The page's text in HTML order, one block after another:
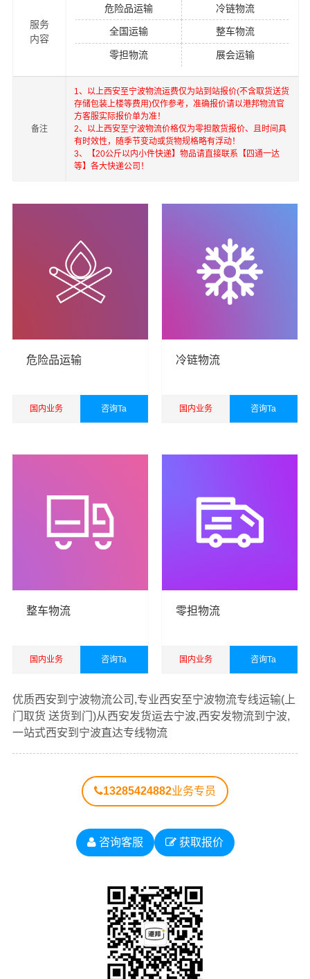
港邦在深圳，珠海，西安，北京，上海，武汉和香港，澳
门，台湾等地具有优势的物流网络资源，依靠国内北京，
率先开通内地至到香港，澳门，台湾的物流往返运输业
务，简化了货物进出口操作流程，减少了货物在途时间，
提高了货物流通效率。公司秉承优质服务的核心价值观，
将一如既往地为更多的人和企业提供到更优质的
务。
波物流的优质平台，始终致力于为客户提供优质高效的西
安到宁波物流公司,西安物流到宁波,西安至宁波物流专线运
输服务。
户的认可和口碑相传，如果您有意向选择我们，我们非常
多咨询，找到合适您的物流服务商。
优质西安到宁波物流公司 ，专业西安至宁波物流专线运输
（上门取货 送货到门）从西安发货运去宁波、西安发物流
到宁波，一站式西安到宁波直达专线物流
以下每条运输线路点击可查看详细说明
杭州物
流公司
宁波物
流公司
温州物
流公司
绍兴物
流公司
金华物
流公司
衢州物
流公司
西安到
丽水物
服务
内容
危险品运输 冷链物流
全国运输 整车物流
零担物流 展会运输
备注
1、以上西安至宁波物流运费仅为站到站报价(不含取货送货
存储包装上楼等费用)仅作参考，准确报价请以港邦物流官
方客服实际报价单为准！
2、以上西安至宁波物流价格仅为零担散货报价、且时间具
有时效性，随季节变动或货物规格略有浮动！
3、【20公斤以内小件快递】物品请直接联系【四通一达
等】各大快递公司！
危险品运输
国内业务 咨询Ta
冷链物流
国内业务 咨询Ta
整车物流
国内业务 咨询Ta
零担物流
国内业务 咨询Ta
优质西安到宁波物流公司,专业西安至宁波物流专线运输(上
门取货 送货到门)从西安发货运去宁波,西安发物流到宁波,
一站式西安到宁波直达专线物流
13285424882业务专员
咨询客服 获取报价